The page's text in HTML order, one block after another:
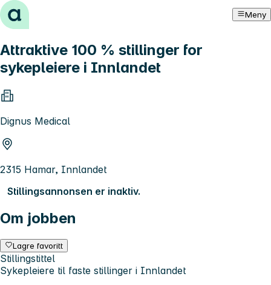
Hopp til innhold Meny
Attraktive 100 % stillinger for
sykepleiere i Innlandet
Dignus Medical
2315 Hamar, Innlandet
Stillingsannonsen er inaktiv.
Om jobben
Lagre favoritt
Stillingstittel
Sykepleiere til faste stillinger i Innlandet